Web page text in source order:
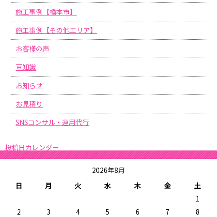
施工事例【橋本市】
施工事例【その他エリア】
お客様の声
豆知識
お知らせ
お見積り
SNSコンサル・運用代行
投稿日カレンダー
2026年8月
日
月 火 水 木 金
土
1
2
3 4 5 6 7 8